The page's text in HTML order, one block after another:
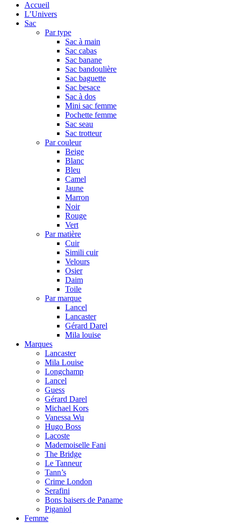
Accueil
L’Univers
Sac
Par type
Sac à main
Sac cabas
Sac banane
Sac bandoulière
Sac baguette
Sac besace
Sac à dos
Mini sac femme
Pochette femme
Sac seau
Sac trotteur
Par couleur
Beige
Blanc
Bleu
Camel
Jaune
Marron
Noir
Rouge
Vert
Par matière
Cuir
Simili cuir
Velours
Osier
Daim
Toile
Par marque
Lancel
Lancaster
Gérard Darel
Mila louise
Marques
Lancaster
Mila Louise
Longchamp
Lancel
Guess
Gérard Darel
Michael Kors
Vanessa Wu
Hugo Boss
Lacoste
Mademoiselle Fani
The Bridge
Le Tanneur
Tann’s
Crime London
Serafini
Bons baisers de Paname
Piganiol
Femme